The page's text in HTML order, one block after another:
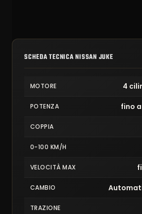
SCHEDA TECNICA NISSAN JUKE
MOTORE 4
POTENZA fino a
COPPIA
0-100 KM/H
VELOCITÀ MAX
CAMBIO
TRAZIONE